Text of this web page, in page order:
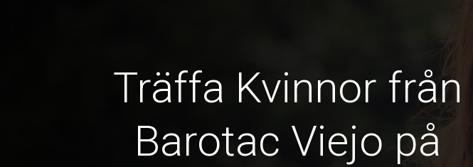
Träffa Kvinnor från
Barotac Viejo på